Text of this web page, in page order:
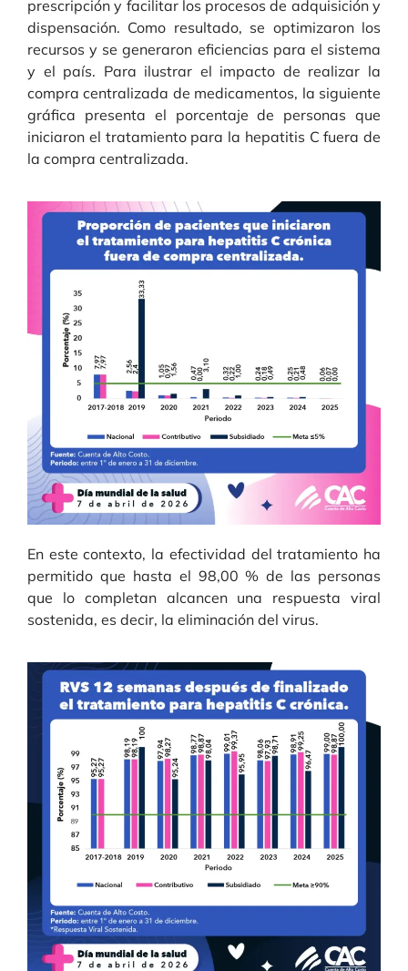
prescripción y facilitar los procesos de adquisición y
dispensación. Como resultado, se optimizaron los
recursos y se generaron eficiencias para el sistema
y el país. Para ilustrar el impacto de realizar la
compra centralizada de medicamentos, la siguiente
gráfica presenta el porcentaje de personas que
iniciaron el tratamiento para la hepatitis C fuera de
la compra centralizada.
En este contexto, la efectividad del tratamiento ha
permitido que hasta el 98,00 % de las personas
que lo completan alcancen una respuesta viral
sostenida, es decir, la eliminación del virus.